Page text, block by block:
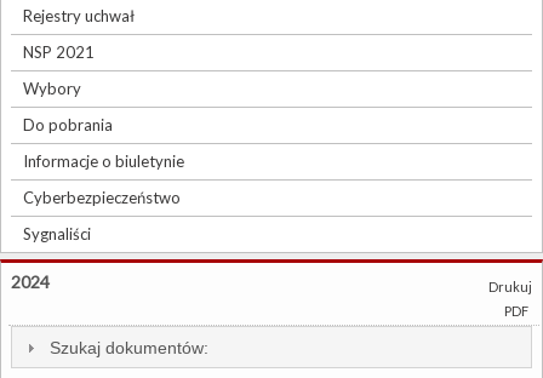
Rejestry uchwał
NSP 2021
Wybory
Do pobrania
Informacje o biuletynie
Cyberbezpieczeństwo
Sygnaliści
Drukuj
PDF
2024
Szukaj dokumentów: